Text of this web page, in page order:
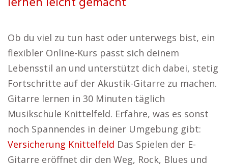
Ob du viel zu tun hast oder unterwegs bist, ein
flexibler Online-Kurs passt sich deinem
Lebensstil an und unterstützt dich dabei, stetig
Fortschritte auf der Akustik-Gitarre zu machen.
Gitarre lernen in 30 Minuten täglich
Musikschule Knittelfeld. Erfahre, was es sonst
noch Spannendes in deiner Umgebung gibt:
Versicherung Knittelfeld Das Spielen der E-
Gitarre eröffnet dir den Weg, Rock, Blues und